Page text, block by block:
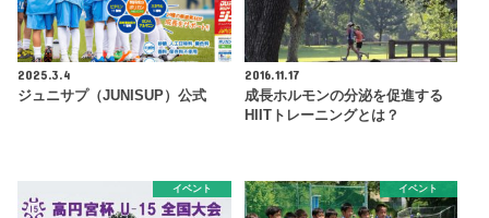
2025.3.4
ジュニサプ（JUNISUP）公式
2016.11.17
成長ホルモンの分泌を促進する
HIITトレーニングとは？
イベント イベント